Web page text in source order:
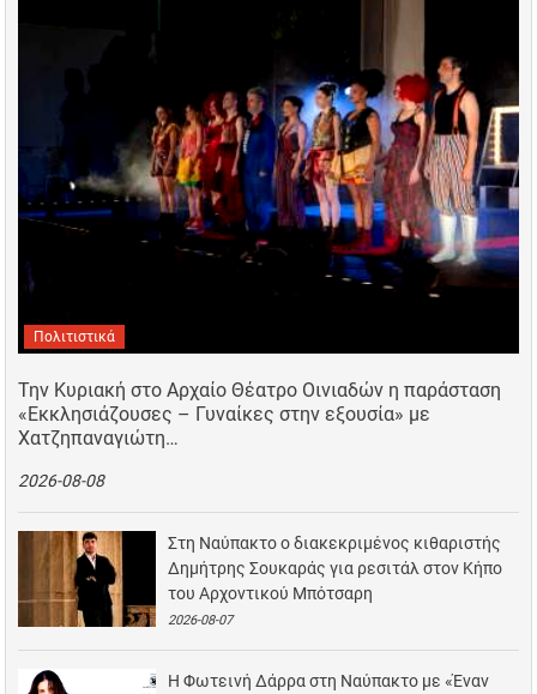
Πολιτιστικά
Την Κυριακή στο Αρχαίο Θέατρο Οινιαδών η παράσταση
«Εκκλησιάζουσες – Γυναίκες στην εξουσία» με
Χατζηπαναγιώτη…
2026-08-08
Στη Ναύπακτο ο διακεκριμένος κιθαριστής
Δημήτρης Σουκαράς για ρεσιτάλ στον Κήπο
του Αρχοντικού Μπότσαρη
2026-08-07
Η Φωτεινή Δάρρα στη Ναύπακτο με «Έναν